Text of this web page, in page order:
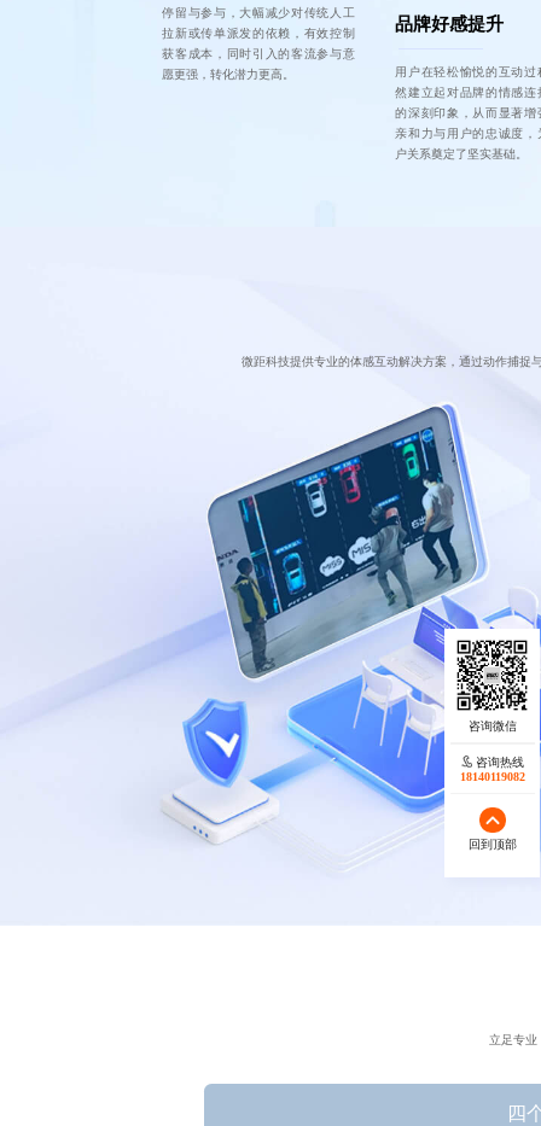
停留与参与，大幅减少对传统人工
拉新或传单派发的依赖，有效控制
获客成本，同时引入的客流参与意
愿更强，转化潜力更高。
品牌好感提升
用户在轻松愉悦的互动过
然建立起对品牌的情感连
的深刻印象，从而显著增
亲和力与用户的忠诚度，
户关系奠定了坚实基础。
微距科技提供专业的体感互动解决方案，通过动作捕捉
立足专
四
咨询热线
18140119082
回到顶部